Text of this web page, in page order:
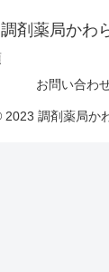
調剤薬局かわ
お問い合わ
2023 調剤薬局か